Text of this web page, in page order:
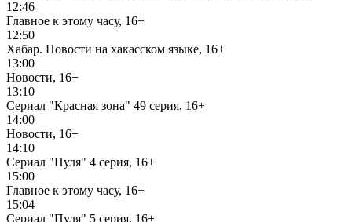
12:46
Главное к этому часу, 16+
12:50
Хабар. Новости на хакасском языке, 16+
13:00
Новости, 16+
13:10
Сериал "Красная зона" 49 серия, 16+
14:00
Новости, 16+
14:10
Сериал "Пуля" 4 серия, 16+
15:00
Главное к этому часу, 16+
15:04
Сериал "Пуля" 5 серия, 16+